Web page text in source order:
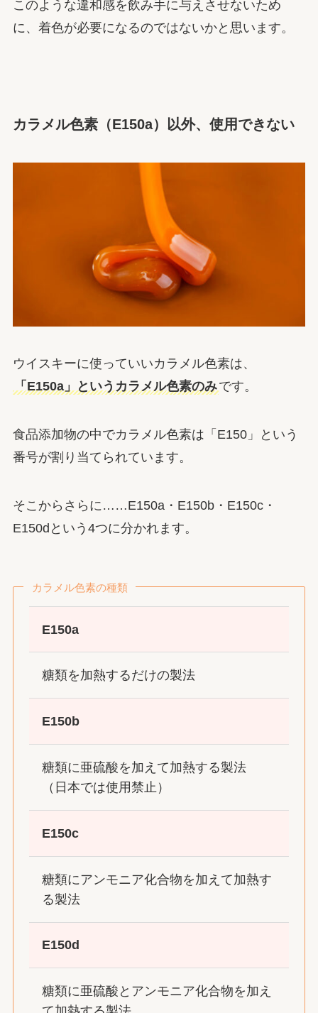
このような違和感を飲み手に与えさせないため
に、着色が必要になるのではないかと思います。
カラメル色素（E150a）以外、使用できない
ウイスキーに使っていいカラメル色素は、
「E150a」というカラメル色素のみです。
食品添加物の中でカラメル色素は「E150」という
番号が割り当てられています。
そこからさらに……E150a ・ E150b・ E150c・
E150d という4つに分かれます。
カラメル色素の種類
E150a
糖類を加熱するだけの製法
E150b
糖類に亜硫酸を加えて加熱する製法
（日本では使用禁止）
E150c
糖類にアンモニア化合物を加えて加熱す
る製法
E150d
糖類に亜硫酸とアンモニア化合物を加え